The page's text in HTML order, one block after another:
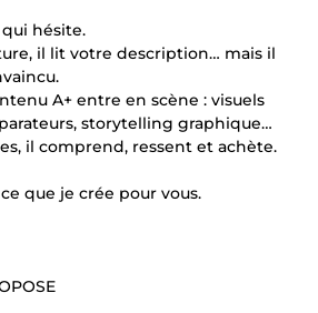
hésite.
il lit votre description… mais il
A+ entre en scène : visuels
storytelling graphique…
il comprend, ressent et achète.
que je crée pour vous.